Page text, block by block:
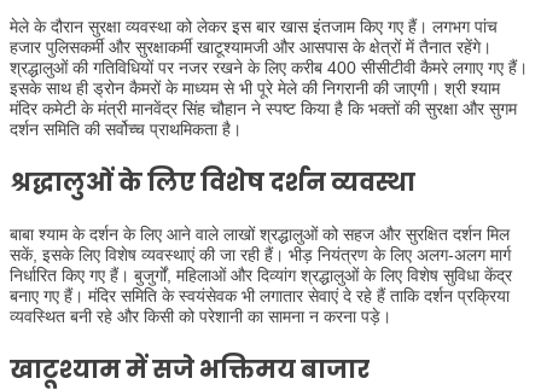
मेले के दौरान सुरक्षा व्यवस्था को लेकर इस बार खास इंतजाम किए गए हैं। लगभग पांच
हजार पुलिसकर्मी और सुरक्षाकर्मी खाटूश्यामजी और आसपास के क्षेत्रों में तैनात रहेंगे।
श्रद्धालुओं की गतिविधियों पर नजर रखने के लिए करीब 400 सीसीटीवी कैमरे लगाए गए हैं।
इसके साथ ही ड्रोन कैमरों के माध्यम से भी पूरे मेले की निगरानी की जाएगी। श्री श्याम
मंदिर कमेटी के मंत्री मानवेंद्र सिंह चौहान ने स्पष्ट किया है कि भक्तों की सुरक्षा और सुगम
दर्शन समिति की सर्वोच्च प्राथमिकता है।
श्रद्धालुओं के लिए विशेष दर्शन व्यवस्था
बाबा श्याम के दर्शन के लिए आने वाले लाखों श्रद्धालुओं को सहज और सुरक्षित दर्शन मिल
सकें, इसके लिए विशेष व्यवस्थाएं की जा रही हैं। भीड़ नियंत्रण के लिए अलग-अलग मार्ग
निर्धारित किए गए हैं। बुजुर्गों, महिलाओं और दिव्यांग श्रद्धालुओं के लिए विशेष सुविधा केंद्र
बनाए गए हैं। मंदिर समिति के स्वयंसेवक भी लगातार सेवाएं दे रहे हैं ताकि दर्शन प्रक्रिया
व्यवस्थित बनी रहे और किसी को परेशानी का सामना न करना पड़े।
खाटूश्याम में सजे भक्तिमय बाजार